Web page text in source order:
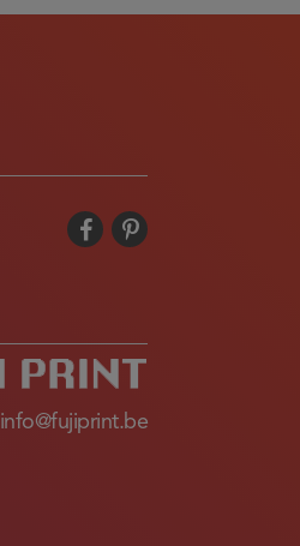
 
info@fujiprint.be